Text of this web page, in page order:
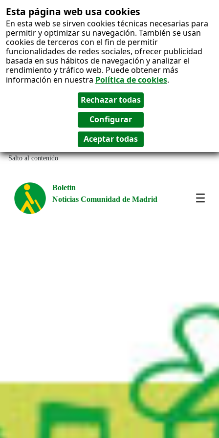
Esta página web usa cookies
En esta web se sirven cookies técnicas necesarias para
permitir y optimizar su navegación. También se usan
cookies de terceros con el fin de permitir
funcionalidades de redes sociales, ofrecer publicidad
basada en sus hábitos de navegación y analizar el
rendimiento y tráfico web. Puede obtener más
información en nuestra Política de cookies.
Salto al contenido
Boletín
Noticias Comunidad de Madrid